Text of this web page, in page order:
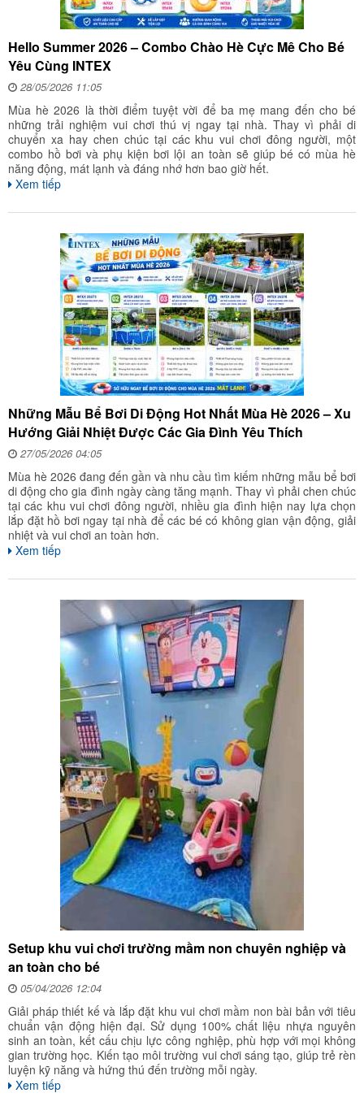
Hello Summer 2026 – Combo Chào Hè Cực Mê Cho Bé
Yêu Cùng INTEX
28/05/2026 11:05
Mùa hè 2026 là thời điểm tuyệt vời để ba mẹ mang đến cho bé
những trải nghiệm vui chơi thú vị ngay tại nhà. Thay vì phải di
chuyển xa hay chen chúc tại các khu vui chơi đông người, một
combo hồ bơi và phụ kiện bơi lội an toàn sẽ giúp bé có mùa hè
năng động, mát lạnh và đáng nhớ hơn bao giờ hết.
Xem tiếp
Những Mẫu Bể Bơi Di Động Hot Nhất Mùa Hè 2026 – Xu
Hướng Giải Nhiệt Được Các Gia Đình Yêu Thích
27/05/2026 04:05
Mùa hè 2026 đang đến gần và nhu cầu tìm kiếm những mẫu bể bơi
di động cho gia đình ngày càng tăng mạnh. Thay vì phải chen chúc
tại các khu vui chơi đông người, nhiều gia đình hiện nay lựa chọn
lắp đặt hồ bơi ngay tại nhà để các bé có không gian vận động, giải
nhiệt và vui chơi an toàn hơn.
Xem tiếp
Setup khu vui chơi trường mầm non chuyên nghiệp và
an toàn cho bé
05/04/2026 12:04
Giải pháp thiết kế và lắp đặt khu vui chơi mầm non bài bản với tiêu
chuẩn vận động hiện đại. Sử dụng 100% chất liệu nhựa nguyên
sinh an toàn, kết cấu chịu lực công nghiệp, phù hợp với mọi không
gian trường học. Kiến tạo môi trường vui chơi sáng tạo, giúp trẻ rèn
luyện kỹ năng và hứng thú đến trường mỗi ngày.
Xem tiếp